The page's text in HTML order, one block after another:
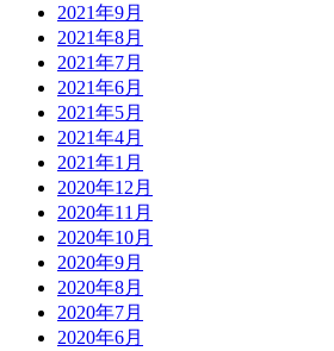
2021年9月
2021年8月
2021年7月
2021年6月
2021年5月
2021年4月
2021年1月
2020年12月
2020年11月
2020年10月
2020年9月
2020年8月
2020年7月
2020年6月